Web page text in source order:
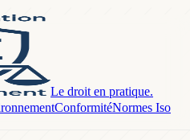
Le droit en pratique.
ConformitéNormes Iso